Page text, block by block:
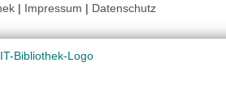
| Impressum | Datenschutz